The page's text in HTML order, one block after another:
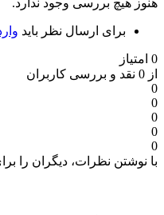
هنوز هیچ بررسی وجود ندارد.
برای ارسال نظر باید
0 امتیاز
از 0 نقد و بررسی کاربران
0
0
0
0
0
با نوشتن نظرات، دیگران را